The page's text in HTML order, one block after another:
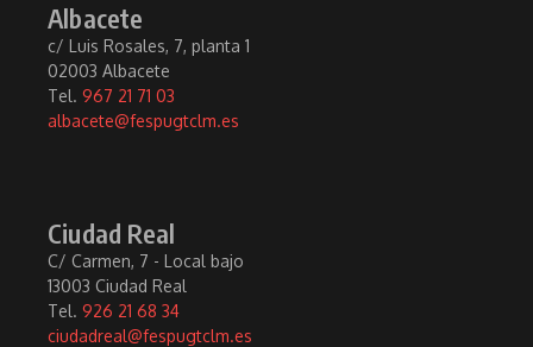
Albacete
c/ Luis Rosales, 7, planta 1
02003 Albacete
Tel. 967 21 71 03
albacete@fespugtclm.es
Ciudad Real
C/ Carmen, 7 - Local bajo
13003 Ciudad Real
Tel. 926 21 68 34
ciudadreal@fespugtclm.es